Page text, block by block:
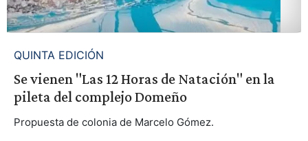
QUINTA EDICIÓN
Se vienen "Las 12 Horas de Natación" en la
pileta del complejo Domeño
Propuesta de colonia de Marcelo Gómez.